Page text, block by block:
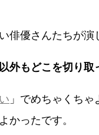
俳優さんたちが演
外もどこを切り取
」でめちゃくち
かったです。